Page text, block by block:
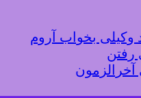
وکیلی بخواب آروم
رفتن
آخرالزمون